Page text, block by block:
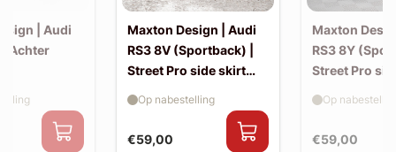
| Audi
| Achter
Maxton Design | Audi
RS3 8V (Sportback) |
Street Pro side skirt
€59,00
Op nabestelling
Maxton
RS3 8Y
Street Pro
€59,00
Op